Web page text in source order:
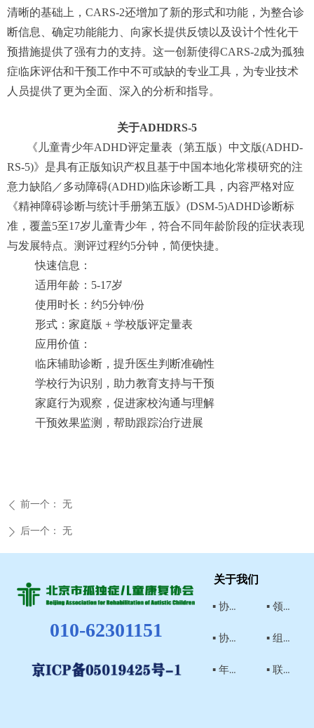
清晰的基础上，CARS-2还增加了新的形式和功能，为整合诊
断信息、确定功能能力、向家长提供反馈以及设计个性化干
预措施提供了强有力的支持。这一创新使得CARS-2成为孤独
症临床评估和干预工作中不可或缺的专业工具，为专业技术
人员提供了更为全面、深入的分析和指导。
关于ADHDRS-5
《儿童青少年ADHD评定量表（第五版）中文版(ADHD-
RS-5)》是具有正版知识产权且基于中国本地化常模研究的注
意力缺陷／多动障碍(ADHD)临床诊断工具，内容严格对应
《精神障碍诊断与统计手册第五版》(DSM-5)ADHD诊断标
准，覆盖5至17岁儿童青少年，符合不同年龄阶段的症状表现
与发展特点。测评过程约5分钟，简便快捷。
快速信息：
适用年龄：5-17岁
使用时长：约5分钟/份
形式：家庭版 + 学校版评定量表
应用价值：
临床辅助诊断，提升医生判断准确性
学校行为识别，助力教育支持与干预
家庭行为观察，促进家校沟通与理解
干预效果监测，帮助跟踪治疗进展
ꄴ 前一个： 无
ꄲ 后一个： 无
010-62301151
关于我们
▪ 协会简介
▪ 协会章程
▪ 年检结论
▪ 领导介绍
▪ 组织结构
▪ 联系我们